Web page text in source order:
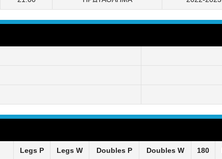
Legs P Legs W Doubles P Doubles W 180